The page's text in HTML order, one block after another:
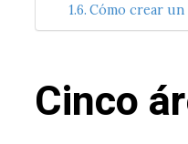
Cómo crear
Cinco